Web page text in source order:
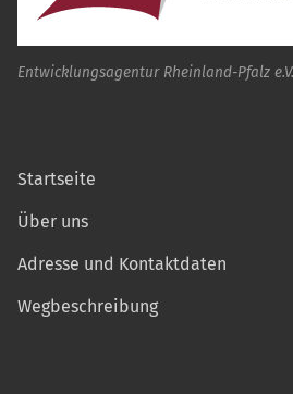
Entwicklungsagentur Rheinland-Pfalz e.V.
Startseite
Über uns
Adresse und Kontaktdaten
Wegbeschreibung